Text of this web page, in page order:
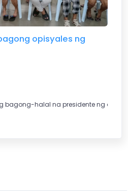
opisyales ng
bagong-halal na presidente ng